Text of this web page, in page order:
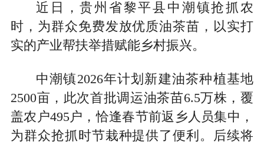
近日，贵州省黎平县中潮镇抢抓农
时，为群众免费发放优质油茶苗，以实打
实的产业帮扶举措赋能乡村振兴。
中潮镇2026年计划新建油茶种植基地
2500亩，此次首批调运油茶苗6.5万株，覆
盖农户495户，恰逢春节前返乡人员集中，
为群众抢抓时节栽种提供了便利。后续将